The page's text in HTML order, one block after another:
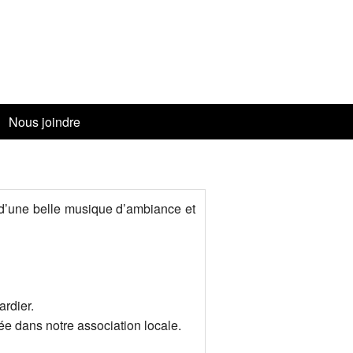
— Jani Barré
— 9 mai 2023
Nous joindre
belle musique d’ambiance et
dans notre association locale.